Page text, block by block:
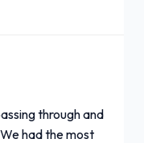
through and
had the most